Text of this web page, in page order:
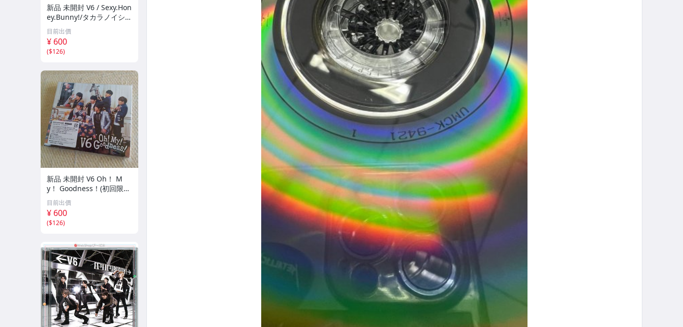
新品 未開封 V6 / Sexy.Hon
ey.Bunny!/タカラノイシ
初回生産限定〈Bunny
盤〉ジャケットB / CD＋D
VD ポストカード付き
目前出價
¥ 600
($126)
新品 未開封 V6 Oh！ M
y！ Goodness！(初回限定
盤B)(DVD付) CD+DVD
目前出價
¥ 600
($126)